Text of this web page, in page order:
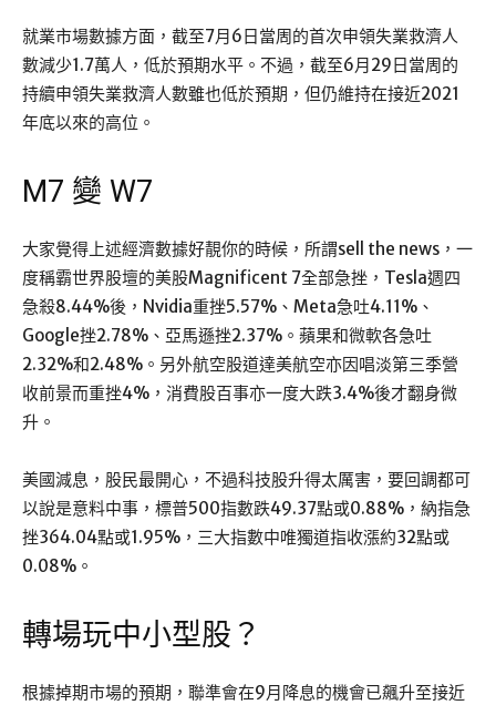
就業市場數據方面，截至7月6日當周的首次申領失業救濟人
數減少1.7萬人，低於預期水平。不過，截至6月29日當周的
持續申領失業救濟人數雖也低於預期，但仍維持在接近2021
年底以來的高位。
M7 變 W7
大家覺得上述經濟數據好靚你的時候，所謂sell the news，一
度稱霸世界股壇的美股Magnificent 7全部急挫，Tesla週四
急殺8.44%後，Nvidia重挫5.57%、Meta急吐4.11%、
Google挫2.78%、亞馬遜挫2.37%。蘋果和微軟各急吐
2.32%和2.48%。另外航空股道達美航空亦因唱淡第三季營
收前景而重挫4%，消費股百事亦一度大跌3.4%後才翻身微
升。
美國減息，股民最開心，不過科技股升得太厲害，要回調都可
以說是意料中事，標普500指數跌49.37點或0.88%，納指急
挫364.04點或1.95%，三大指數中唯獨道指收漲約32點或
0.08%。
轉場玩中小型股？
根據掉期市場的預期，聯準會在9月降息的機會已飆升至接近